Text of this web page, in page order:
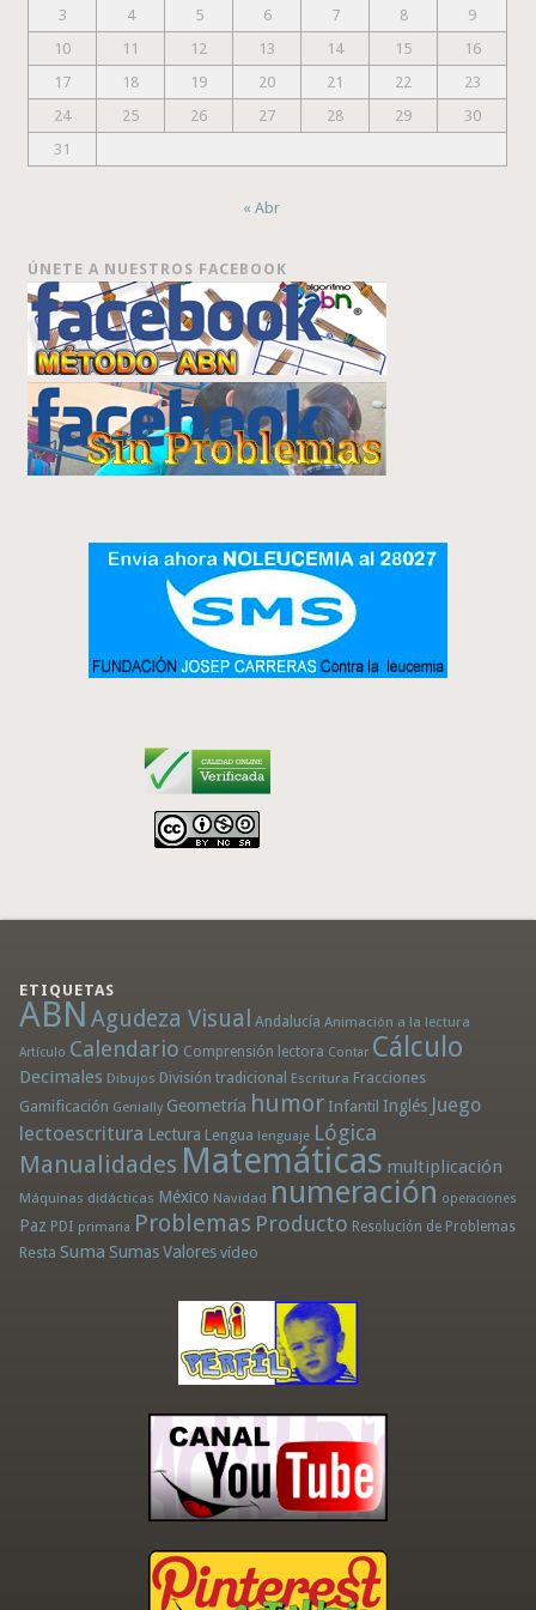
3
4 5 6 7 8
9
10
11 12 13 14 15
16
17
18 19 20 21 22
23
24
25 26 27 28 29
30
31
« Abr
ÚNETE A NUESTROS FACEBOOK
ETIQUETAS
ABN Agudeza Visual Andalucía Animación a la lectura
Artículo Calendario Comprensión lectora Contar Cálculo
Decimales Dibujos División tradicional Escritura Fracciones
Gamificación Genially Geometría humor Infantil Inglés Juego
lectoescritura Lectura Lengua lenguaje Lógica
Manualidades Matemáticas multiplicación
Máquinas didácticas México Navidad numeración operaciones
Paz PDI primaria Problemas Producto Resolución de Problemas
Resta Suma Sumas Valores vídeo